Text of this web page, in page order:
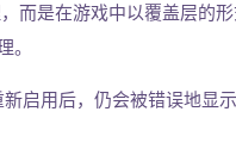
而是在游戏中以覆盖层的
。
启用后，仍会被错误地显